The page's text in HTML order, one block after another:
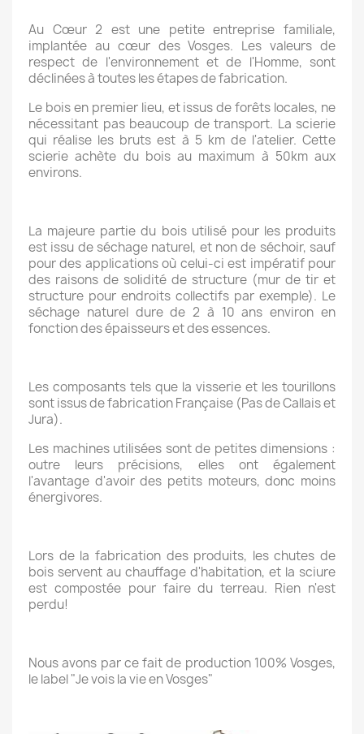
Au Cœur 2 est une petite entreprise familiale,
implantée au cœur des Vosges. Les valeurs de
respect de l'environnement et de l'Homme, sont
déclinées à toutes les étapes de fabrication.
Le bois en premier lieu, et issus de forêts locales, ne
nécessitant pas beaucoup de transport. La scierie
qui réalise les bruts est à 5 km de l'atelier. Cette
scierie achète du bois au maximum à 50km aux
environs.
La majeure partie du bois utilisé pour les produits
est issu de séchage naturel, et non de séchoir, sauf
pour des applications où celui-ci est impératif pour
des raisons de solidité de structure (mur de tir et
structure pour endroits collectifs par exemple). Le
séchage naturel dure de 2 à 10 ans environ en
fonction des épaisseurs et des essences.
Les composants tels que la visserie et les tourillons
sont issus de fabrication Française (Pas de Callais et
Jura).
Les machines utilisées sont de petites dimensions :
outre leurs précisions, elles ont également
l'avantage d'avoir des petits moteurs, donc moins
énergivores.
Lors de la fabrication des produits, les chutes de
bois servent au chauffage d'habitation, et la sciure
est compostée pour faire du terreau. Rien n'est
perdu!
Nous avons par ce fait de production 100% Vosges,
le label "Je vois la vie en Vosges"